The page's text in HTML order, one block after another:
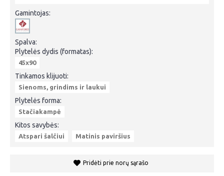
Gamintojas:
Spalva:
Plytelės dydis (formatas):
45x90
Tinkamos klijuoti:
Sienoms, grindims ir laukui
Plytelės forma:
Stačiakampė
Kitos savybės:
Atspari šalčiui Matinis paviršius
Pridėti prie norų sąrašo